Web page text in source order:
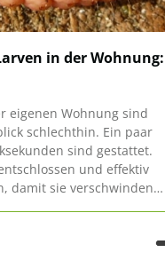
in der Wohnung:
eigenen Wohnung sind
schlechthin. Ein paar
sind gestattet.
und effektiv
damit sie verschwinden.